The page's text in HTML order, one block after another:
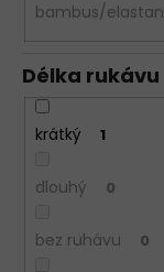
bambus/elastan
Délka rukávu
krátký 1
dlouhý 0
bez ruhávu 0